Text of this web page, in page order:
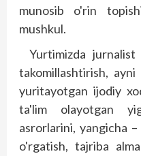
munosib o'rin
mushkul.
Yurtimizda
takomillashtirish,
yuritayotgan ijodiy
ta'lim olayotgan
asrorlarini, yangicha
o'rgatish, tajriba